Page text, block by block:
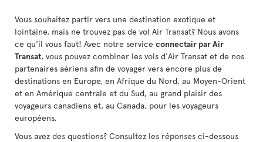
Vous souhaitez partir vers une destination exotique et
lointaine, mais ne trouvez pas de vol Air Transat? Nous avons
ce qu'il vous faut! Avec notre service connectair par Air
Transat, vous pouvez combiner les vols d'Air Transat et de nos
partenaires aériens afin de voyager vers encore plus de
destinations en Europe, en Afrique du Nord, au Moyen-Orient
et en Amérique centrale et du Sud, au grand plaisir des
voyageurs canadiens et, au Canada, pour les voyageurs
européens.
Vous avez des questions? Consultez les réponses ci-dessous